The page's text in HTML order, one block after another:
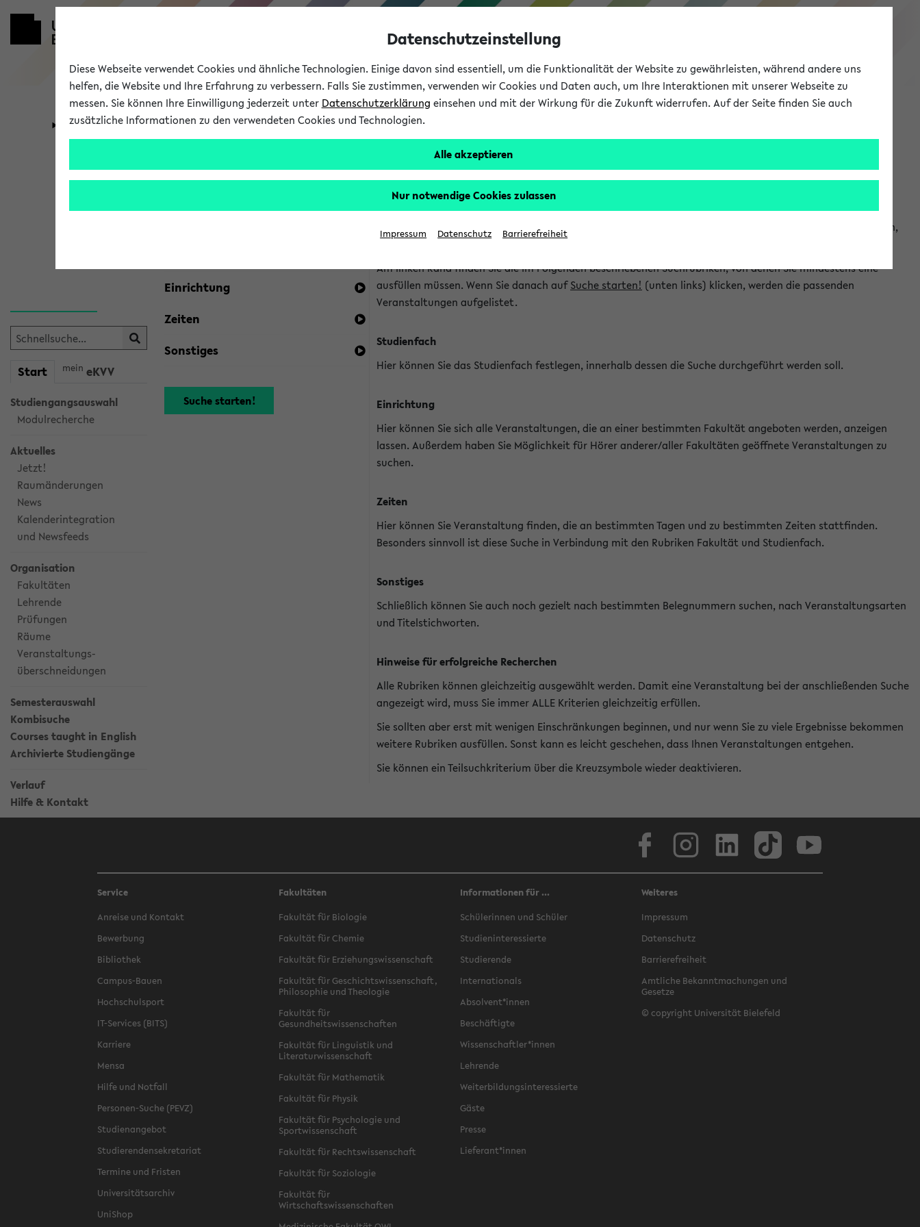
eKVV
Universität Forschung Studium
Start mein eKVV
Studiengangsauswahl
Modulrecherche
Aktuelles
Jetzt!
Raumänderungen
News
Kalenderintegration
und Newsfeeds
Organisation
Fakultäten
Lehrende
Prüfungen
Räume
Veranstaltungs-
überschneidungen
Semesterauswahl
Kombisuche
Courses taught in English
Archivierte Studiengänge
Verlauf
Hilfe & Kontakt
Kombisuche im eKVV
Ihre Suchkriterien:
Einrichtung
Zeiten
Sonstiges
Hinweise zur Kombisuche
Sie können das eKVV nach diversen Kriterien durchsuchen und so gezielt die Veranstaltungen heraussuchen,
die für Sie interessant sind.
Am linken Rand finden Sie die im Folgenden beschriebenen Suchrubriken, von denen Sie mindestens eine
ausfüllen müssen. Wenn Sie danach aufSuche starten! (unten links) klicken, werden die passenden
Veranstaltungen aufgelistet.
Studienfach
Hier können Sie das Studienfach festlegen, innerhalb dessen die Suche durchgeführt werden soll.
Einrichtung
Hier können Sie sich alle Veranstaltungen, die an einer bestimmten Fakultät angeboten werden, anzeigen
lassen. Außerdem haben Sie Möglichkeit für Hörer anderer/aller Fakultäten geöffnete Veranstaltungen zu
suchen.
Zeiten
Hier können Sie Veranstaltung finden, die an bestimmten Tagen und zu bestimmten Zeiten stattfinden.
Besonders sinnvoll ist diese Suche in Verbindung mit den Rubriken Fakultät und Studienfach.
Sonstiges
Schließlich können Sie auch noch gezielt nach bestimmten Belegnummern suchen, nach Veranstaltungsarten
und Titelstichworten.
Hinweise für erfolgreiche Recherchen
Alle Rubriken können gleichzeitig ausgewählt werden. Damit eine Veranstaltung bei der anschließenden Suche
angezeigt wird, muss Sie immer ALLE Kriterien gleichzeitig erfüllen.
Sie sollten aber erst mit wenigen Einschränkungen beginnen, und nur wenn Sie zu viele Ergebnisse bekommen
weitere Rubriken ausfüllen. Sonst kann es leicht geschehen, dass Ihnen Veranstaltungen entgehen.
Sie können ein Teilsuchkriterium über die Kreuzsymbole wieder deaktivieren.
Service
Anreise und Kontakt
Bewerbung
Bibliothek
Campus-Bauen
Hochschulsport
IT-Services (BITS)
Karriere
Mensa
Hilfe und Notfall
Personen-Suche (PEVZ)
Studienangebot
Studierendensekretariat
Termine und Fristen
Universitätsarchiv
UniShop
Fakultäten
Fakultät für Biologie
Fakultät für Chemie
Fakultät für Erziehungswissenschaft
Fakultät für Geschichtswissenschaft,
Philosophie und Theologie
Fakultät für
Gesundheitswissenschaften
Fakultät für Linguistik und
Literaturwissenschaft
Fakultät für Mathematik
Fakultät für Physik
Fakultät für Psychologie und
Sportwissenschaft
Fakultät für Rechtswissenschaft
Fakultät für Soziologie
Fakultät für
Wirtschaftswissenschaften
Informationen für ...
Schülerinnen und Schüler
Studieninteressierte
Studierende
Internationals
Absolvent*innen
Beschäftigte
Wissenschaftler*innen
Lehrende
Weiterbildungsinteressierte
Gäste
Presse
Lieferant*innen
Weiteres
Impressum
Datenschutz
Barrierefreiheit
Amtliche Bekanntmachungen und
Gesetze
© copyright Universität Bielefeld
Datenschutzeinstellung
Diese Webseite verwendet Cookies und ähnliche Technologien. Einige davon sind essentiell, um die Funktionalität der Website zu gewährleisten, während andere uns
helfen, die Website und Ihre Erfahrung zu verbessern. Falls Sie zustimmen, verwenden wir Cookies und Daten auch, um Ihre Interaktionen mit unserer Webseite zu
messen. Sie können Ihre Einwilligung jederzeit unter Datenschutzerklärung einsehen und mit der Wirkung für die Zukunft widerrufen. Auf der Seite finden Sie auch
zusätzliche Informationen zu den verwendeten Cookies und Technologien.
Alle akzeptieren
Nur notwendige Cookies zulassen
Impressum Datenschutz Barrierefreiheit